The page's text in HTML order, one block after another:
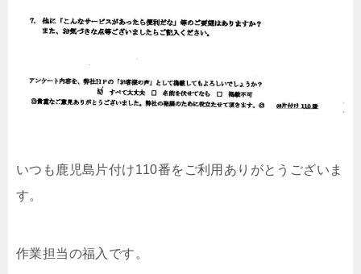
いつも鹿児島片付け110番をご利用ありがとうございま
す。
作業担当の福入です。